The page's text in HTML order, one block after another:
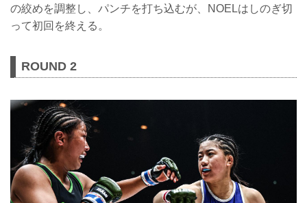
の絞めを調整し、パンチを打ち込むが、NOELはしのぎ切
って初回を終える。
ROUND 2